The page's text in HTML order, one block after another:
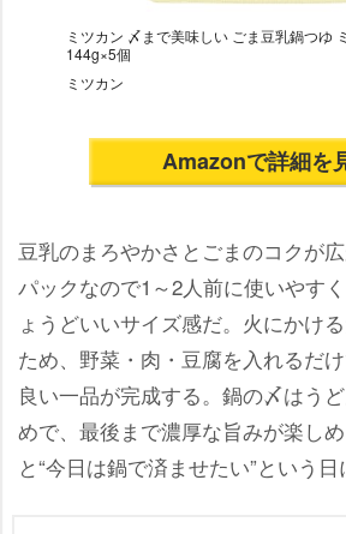
ミツカン 〆まで美味しい ごま豆乳鍋つゆ
144g×5個
ミツカン
Amazonで詳細を
豆乳のまろやかさとごまのコクが
パックなので1～2人前に使いやす
ょうどいいサイズ感だ。火にかけ
ため、野菜・肉・豆腐を入れるだ
良い一品が完成する。鍋の〆はう
めで、最後まで濃厚な旨みが楽し
と“今日は鍋で済ませたい”という日